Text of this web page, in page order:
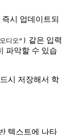
시 업데이트되
디오") 같은 입력
파악할 수 있습
시 저장해서 학
텍스트에 나타